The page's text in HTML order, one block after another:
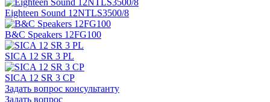
Eighteen Sound 12NTLS3500/8
B&C Speakers 12FG100
SICA 12 SR 3 PL
SICA 12 SR 3 CP
Задать вопрос консультанту
Задать вопрос